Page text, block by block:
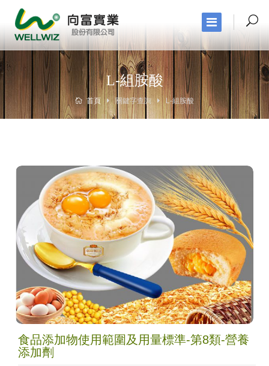
L-組胺酸
首頁 關鍵字查詢 L-組胺酸
食品添加物使用範圍及用量標準-第8類-營養
添加劑